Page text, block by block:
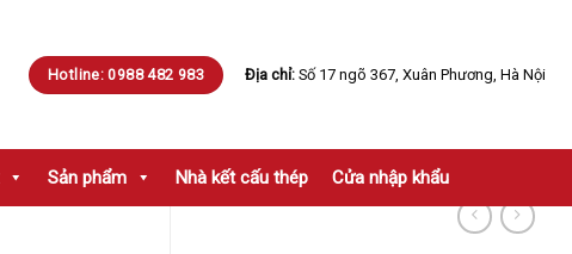
Hotline: 0988 482 983 Địa chỉ: Số 17 ngõ 367, Xuân Phương, Hà Nội
Sản phẩm Nhà kết cấu thép Cửa nhập khẩu